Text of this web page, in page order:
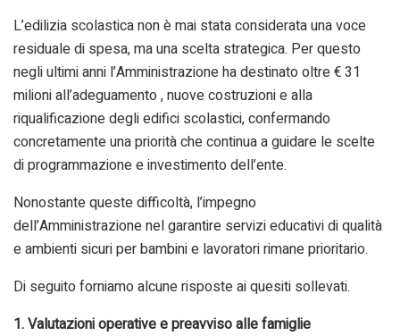
L’edilizia scolastica non è mai stata considerata una voce
residuale di spesa, ma una scelta strategica. Per questo
negli ultimi anni l’Amministrazione ha destinato oltre € 31
milioni all’adeguamento , nuove costruzioni e alla
riqualificazione degli edifici scolastici, confermando
concretamente una priorità che continua a guidare le scelte
di programmazione e investimento dell’ente.
Nonostante queste difficoltà, l’impegno
dell’Amministrazione nel garantire servizi educativi di qualità
e ambienti sicuri per bambini e lavoratori rimane prioritario.
Di seguito forniamo alcune risposte ai quesiti sollevati.
1. Valutazioni operative e preavviso alle famiglie